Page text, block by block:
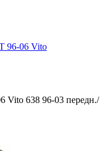
96-06 Vito
Vito 638 96-03 передн./